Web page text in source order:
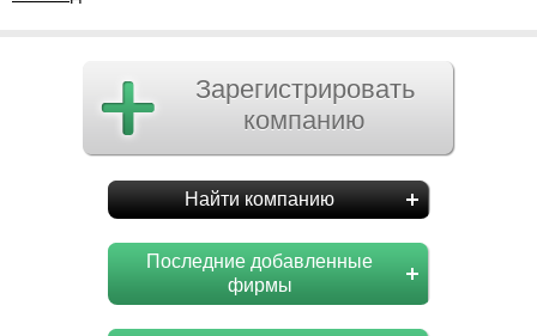
Зарегистрировать
компанию
Найти компанию
Последние добавленные
фирмы